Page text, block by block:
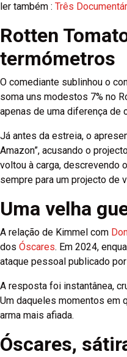
ler também : Três
Rotten
termómetros
O comediante sublinhou o
soma uns modestos 7% no
apenas de uma diferença de
Já antes da estreia, o
Amazon”, acusando o
voltou à carga, descrevendo
sempre para um projecto de
Uma velha
A relação de Kimmel com
dos Óscares. Em 2024,
ataque pessoal publicado
A resposta foi instantânea,
Um daqueles momentos em
arma mais afiada.
Óscares,